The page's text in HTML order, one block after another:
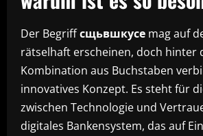
Der Begriffсщьвшкусе mag auf
rätselhaft erscheinen, doch hinter
Kombination aus Buchstaben
innovatives Konzept. Es steht für
zwischen Technologie und
digitales Bankensystem, das auf